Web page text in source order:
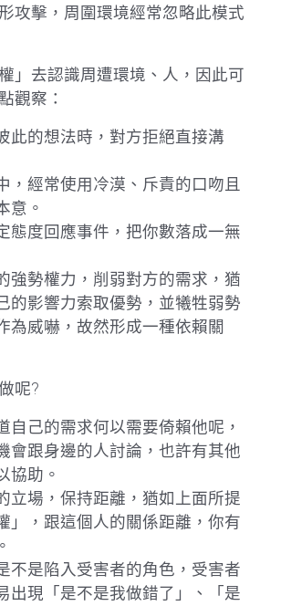
攻擊，周圍環境經常忽略此模式
」去認識周遭環境、人，因此可
觀察：
此的想法時，對方拒絕直接溝
，經常使用冷漠、斥責的口吻且
意。
態度回應事件，把你數落成一無
強勢權力，削弱對方的需求，猶
的影響力索取優勢，並犧牲弱勢
為威嚇，故然形成一種依賴關
呢?
自己的需求何以需要倚賴他呢，
會跟身邊的人討論，也許有其他
協助。
立場，保持距離，猶如上面所提
」，跟這個人的關係距離，你有
不是陷入受害者的角色，受害者
出現「是不是我做錯了」、「是